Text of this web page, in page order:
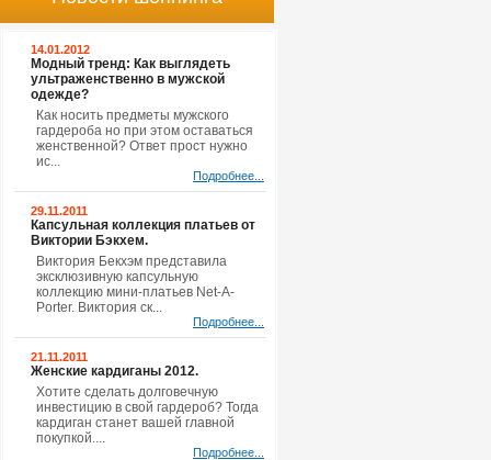
14.01.2012
Модный тренд: Как выглядеть
ультраженственно в мужской
одежде?
Как носить предметы мужского
гардероба но при этом оставаться
женственной? Ответ прост нужно
ис...
Подробнее...
29.11.2011
Капсульная коллекция платьев от
Виктории Бэкхем.
Виктория Бекхэм представила
эксклюзивную капсульную
коллекцию мини-платьев Net-A-
Porter. Виктория ск...
Подробнее...
21.11.2011
Женские кардиганы 2012.
Хотите сделать долговечную
инвестицию в свой гардероб? Тогда
кардиган станет вашей главной
покупкой....
Подробнее...